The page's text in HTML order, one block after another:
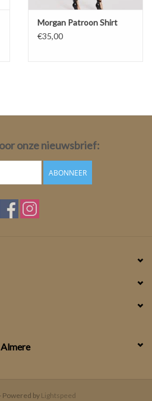
Morgan Patroon Shirt
€35,00
onze nieuwsbrief:
ABONNEER
Powered by Lightspeed